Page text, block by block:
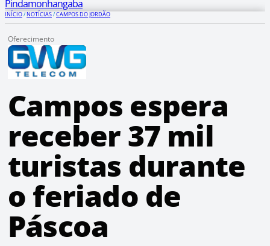
Pindamonhangaba
INÍCIO/NOTÍCIAS/CAMPOS DO JORDÃO
Oferecimento
Campos espera
receber 37 mil
turistas durante
o feriado de
Páscoa